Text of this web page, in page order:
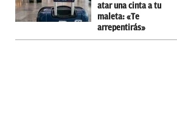
atar una cinta a tu
maleta: «Te
arrepentirás»